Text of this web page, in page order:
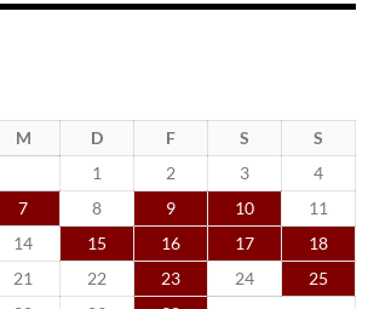
M D F S
S
1
2 3
4
7 8 9 10
11
14 15 16 17
18
21 22 23 24
25